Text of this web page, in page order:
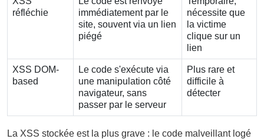
réfléchie
immédiatement par le
site, souvent via un lien
piégé
nécessite que
la victime
clique sur un
lien
XSS DOM-
based
Le code s'exécute via
une manipulation côté
navigateur, sans
passer par le serveur
Plus rare et
difficile à
détecter
La XSS stockée est la plus grave : le code malveillant logé